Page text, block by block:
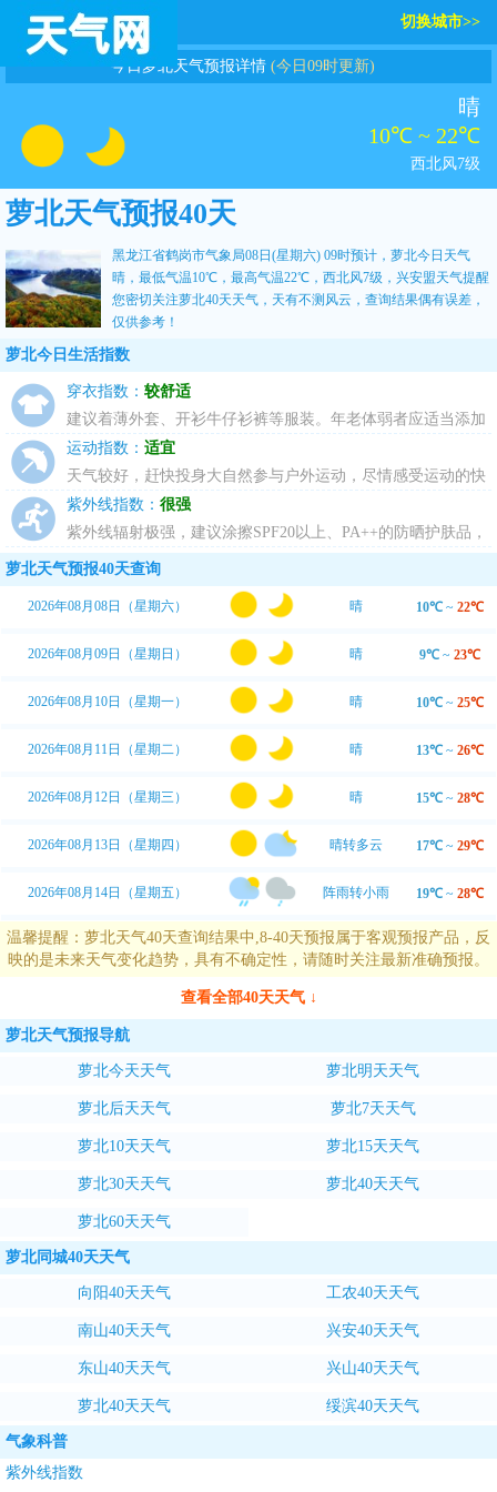
切换城市>>
今日萝北天气预报详情 (今日09时更新)
晴
10℃ ~ 22℃
西北风7级
萝北天气预报40天
黑龙江省鹤岗市气象局08日(星期六) 09时预计，萝北今日天气
晴，最低气温10℃，最高气温22℃，西北风7级， 兴安盟天气提醒
您密切关注萝北40天天气 ，天有不测风云，查询结果偶有误差，
仅供参考！
萝北今日生活指数
穿衣指数： 较舒适
建议着薄外套、开衫牛仔衫裤等服装。年老体弱者应适当添加
衣物，宜着夹克衫、薄毛衣等。
运动指数： 适宜
天气较好，赶快投身大自然参与户外运动，尽情感受运动的快
乐吧。
紫外线指数： 很强
紫外线辐射极强，建议涂擦SPF20以上、PA++的防晒护肤品，
尽量避免暴露于日光下。
萝北天气预报40天查询
2026年08月08日（星期六） 晴 10℃~ 22℃
2026年08月09日（星期日） 晴 9℃~ 23℃
2026年08月10日（星期一） 晴 10℃~ 25℃
2026年08月11日（星期二） 晴 13℃~ 26℃
2026年08月12日（星期三） 晴 15℃~ 28℃
2026年08月13日（星期四） 晴转多云 17℃~ 29℃
2026年08月14日（星期五） 阵雨转小雨 19℃~ 28℃
温馨提醒：萝北天气40天查询结果中,8-40天预报属于客观预报产品，反
映的是未来天气变化趋势，具有不确定性，请随时关注最新准确预报。
查看全部40天天气 ↓
萝北天气预报导航
萝北今天天气 萝北明天天气
萝北后天天气 萝北7天天气
萝北10天天气 萝北15天天气
萝北30天天气 萝北40天天气
萝北60天天气
萝北同城40天天气
向阳40天天气 工农40天天气
南山40天天气 兴安40天天气
东山40天天气 兴山40天天气
萝北40天天气 绥滨40天天气
气象科普
紫外线指数